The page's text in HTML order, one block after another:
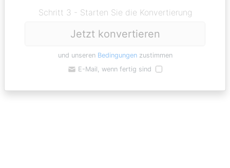
Schritt 3 - Starten Sie die Konvertierung
Jetzt konvertieren
und unseren Bedingungenzustimmen
E-Mail, wenn fertig sind